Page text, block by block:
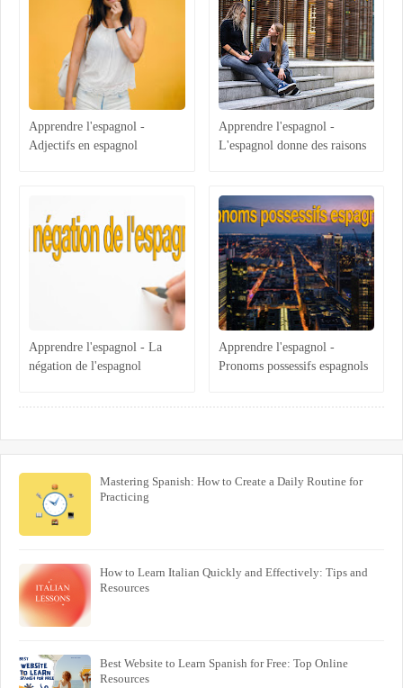
Apprendre l'espagnol -
Adjectifs en espagnol
Apprendre l'espagnol -
L'espagnol donne des raisons
Apprendre l'espagnol - La
négation de l'espagnol
Apprendre l'espagnol -
Pronoms possessifs espagnols
Mastering Spanish: How to Create a Daily Routine for
Practicing
How to Learn Italian Quickly and Effectively: Tips and
Resources
Best Website to Learn Spanish for Free: Top Online
Resources